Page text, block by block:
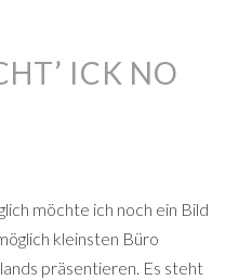
ICK NO
möchte ich noch ein Bild
kleinsten Büro
präsentieren. Es steht